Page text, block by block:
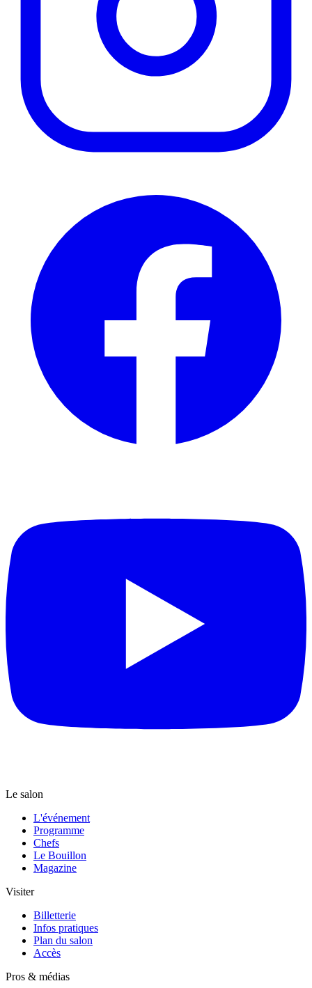
Le salon
L'événement
Programme
Chefs
Le Bouillon
Magazine
Visiter
Billetterie
Infos pratiques
Plan du salon
Accès
Pros & médias